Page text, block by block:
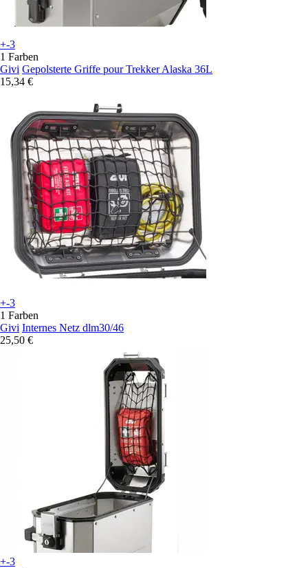
+-3
1 Farben
Givi Gepolsterte Griffe pour Trekker Alaska 36L
15,34 €
+-3
1 Farben
Givi Internes Netz dlm30/46
25,50 €
+-3